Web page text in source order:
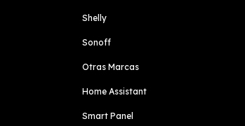
Shelly
Sonoff
Otras Marcas
Home Assistant
Smart Panel